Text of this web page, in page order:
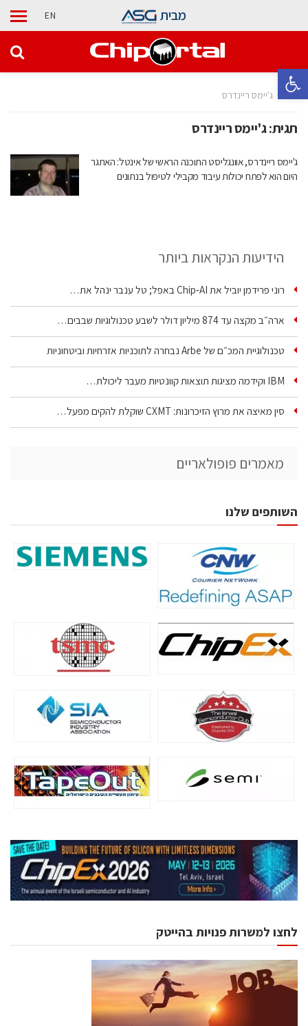
פתח סרגל נגישות
מבית EN
בית ג'יימס ריינדרס
תגית:ג'יימס ריינדרס
ג'יימס ריינדרס, אוונגליסט התוכנה הראשי של אינטל: האתגר
היום הוא לפתח יכולות עיבוד מקבילי לטיפול בנתונים
הידיעות הנקראות ביותר
רוני פרידמן יוביל את Chip‑AI באפל; טל ענבר ינהל את…
ארה״ב מקצה עד 874 מיליון דולר לשבע טכנולוגיות שבבים…
טכנולוגיית המכ״ם של Arbe נבחרה לתוכניות אזרחיות וביטחוניות
IBM וקידמה מציגות תוצאות קוונטיות מעבר ליכולת…
סין מאיצה את מרוץ הזיכרונות: CXMT שוקלת להקים מפעל…
מאמרים פופולאריים
השותפים שלנו
לחצו למשרות פנויות בהייטק